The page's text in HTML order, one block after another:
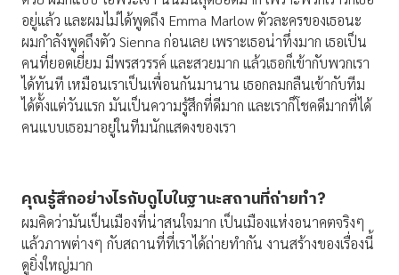
อยู่แล้ว และผมไม่ได้พูดถึง Emma Marlow ตัวละครของเธอนะ
ผมกำลังพูดถึงตัว Sienna ก่อนเลย เพราะเธอน่าทึ่งมาก เธอเป็น
คนที่ยอดเยี่ยม มีพรสวรรค์ และสวยมาก แล้วเธอก็เข้ากับพวกเรา
ได้ทันที เหมือนเราเป็นเพื่อนกันมานาน เธอกลมกลืนเข้ากับทีม
ได้ตั้งแต่วันแรก มันเป็นความรู้สึกที่ดีมาก และเราก็โชคดีมากที่ได้
คนแบบเธอมาอยู่ในทีมนักแสดงของเรา
คุณรู้สึกอย่างไรกับดูไบในฐานะสถานที่ถ่ายทำ?
ผมคิดว่ามันเป็นเมืองที่น่าสนใจมาก เป็นเมืองแห่งอนาคตจริงๆ
แล้วภาพต่างๆ กับสถานที่ที่เราได้ถ่ายทำกัน งานสร้างของเรื่องนี้
ดูยิ่งใหญ่มาก